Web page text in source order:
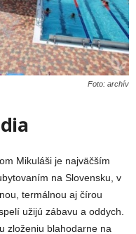
Foto: archív
Mikuláši je najväčším
na Slovensku, v
termálnou aj čírou
užijú zábavu a oddych.
zloženiu blahodarne na